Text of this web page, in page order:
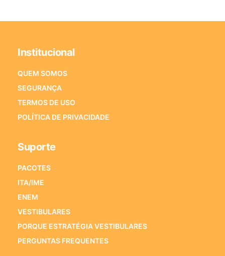
Institucional
QUEM SOMOS
SEGURANÇA
TERMOS DE USO
POLÍTICA DE PRIVACIDADE
Suporte
PACOTES
ITA/IME
ENEM
VESTIBULARES
PORQUE ESTRATÉGIA VESTIBULARES
PERGUNTAS FREQUENTES